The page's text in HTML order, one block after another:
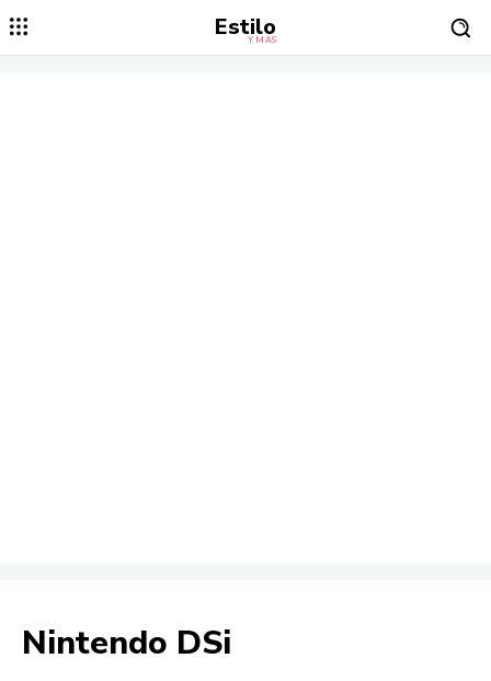
Estilo
Y MÁS
Nintendo DSi